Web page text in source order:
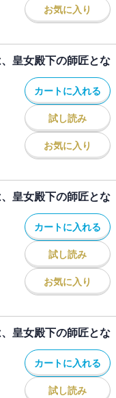
お気に入り
皇女殿下の師匠とな
カートに入れる
試し読み
お気に入り
皇女殿下の師匠とな
カートに入れる
試し読み
お気に入り
皇女殿下の師匠とな
カートに入れる
試し読み